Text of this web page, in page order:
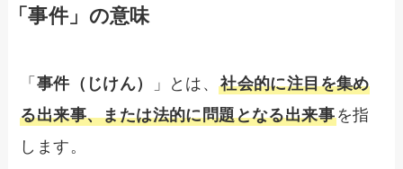
「事件」の意味
「 事件（じけん） 」とは、社会的に注目を集め
る出来事、または法的に問題となる出来事を指
します。